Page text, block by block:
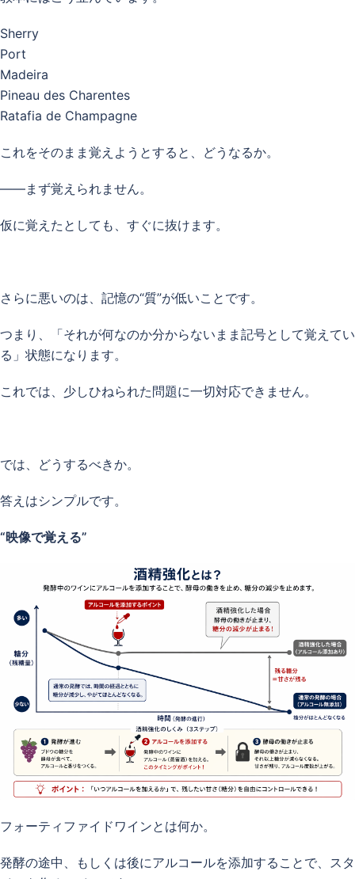
Sherry
Port
Madeira
Pineau des Charentes
Ratafia de Champagne
これをそのまま覚えようとすると、どうなるか。
——まず覚えられません。
仮に覚えたとしても、すぐに抜けます。
さらに悪いのは、記憶の“質”が低いことです。
つまり、「それが何なのか分からないまま記号として覚えてい
る」状態になります。
これでは、少しひねられた問題に一切対応できません。
では、どうするべきか。
答えはシンプルです。
“映像で覚える”
フォーティファイドワインとは何か。
発酵の途中、もしくは後にアルコールを添加することで、スタ